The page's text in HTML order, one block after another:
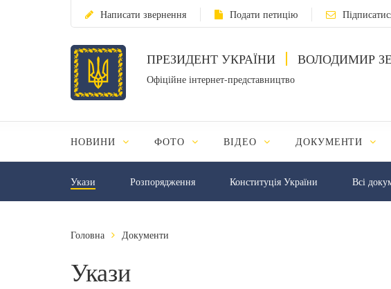
Написати звернення Подати петицію
ПРЕЗИДЕНТ УКРАЇНИ ВОЛОДИМИР
Офіційне інтернет-представництво
НОВИНИ ФОТО ВІДЕО ДОКУМЕНТИ
Укази Розпорядження Конституція України Всі
Головна Документи
Укази